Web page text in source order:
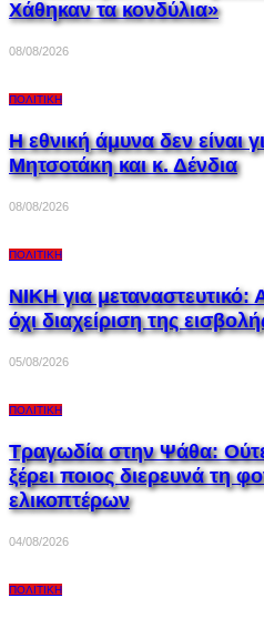
Χάθηκαν τα κονδύλια»
08/08/2026
ΠΟΛΙΤΙΚΉ
Η εθνική άμυνα δεν είναι
Μητσοτάκη και κ. Δένδια
08/08/2026
ΠΟΛΙΤΙΚΉ
ΝΙΚΗ για μεταναστευτικό:
όχι διαχείριση της
05/08/2026
ΠΟΛΙΤΙΚΉ
Τραγωδία στην Ψάθα:
ξέρει ποιος διερευνά τη
ελικοπτέρων
04/08/2026
ΠΟΛΙΤΙΚΉ